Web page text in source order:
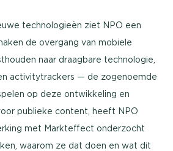
technologieën ziet NPO een
de overgang van mobiele
naar draagbare technologie,
activitytrackers — de zogenoemde
op deze ontwikkeling en
publieke content, heeft NPO
met Markteffect onderzocht
waarom ze dat doen en wat dit